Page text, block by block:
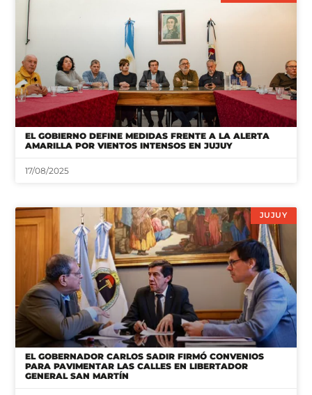
EL GOBIERNO DEFINE MEDIDAS FRENTE A LA ALERTA
AMARILLA POR VIENTOS INTENSOS EN JUJUY
17/08/2025
JUJUY
EL GOBERNADOR CARLOS SADIR FIRMÓ CONVENIOS
PARA PAVIMENTAR LAS CALLES EN LIBERTADOR
GENERAL SAN MARTÍN